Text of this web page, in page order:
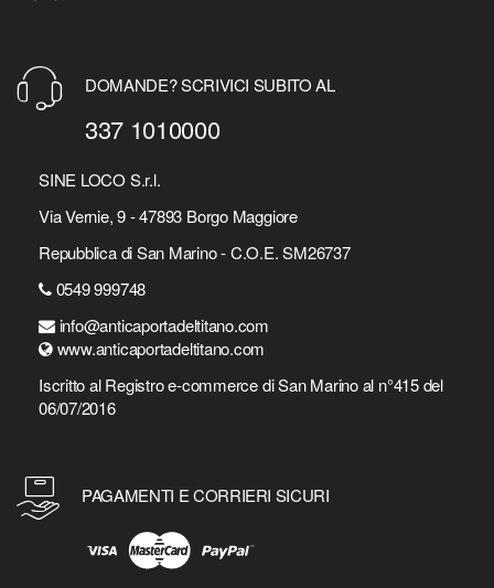
DOMANDE? SCRIVICI SUBITO AL
337 1010000
SINE LOCO S.r.l.
Via Vernie, 9 - 47893 Borgo Maggiore
Repubblica di San Marino - C.O.E. SM26737
0549 999748
info@anticaportadeltitano.com
www.anticaportadeltitano.com
Iscritto al Registro e-commerce di San Marino al n°415 del
06/07/2016
PAGAMENTI E CORRIERI SICURI